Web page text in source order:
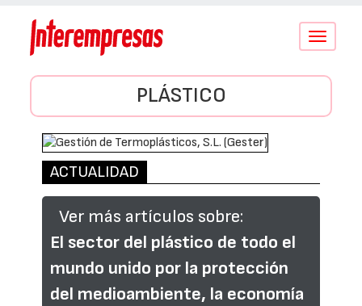
Conmutar
PLÁSTICO
ACTUALIDAD
Ver más artículos sobre:
El sector del plástico de todo el
mundo unido por la protección
del medioambiente, la economía